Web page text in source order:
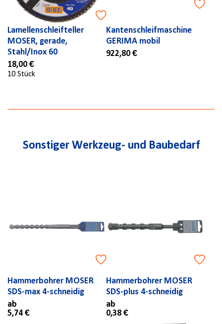
Lamellenschleifteller
MOSER, gerade,
Stahl/Inox 60
18,00 €
10 Stück
Kantenschleifmaschine
GERIMA mobil
922,80 €
Sonstiger Werkzeug- und Baubedarf
Hammerbohrer MOSER
SDS-max 4-schneidig
ab
5,74 €
Hammerbohrer MOSER
SDS-plus 4-schneidig
ab
0,38 €